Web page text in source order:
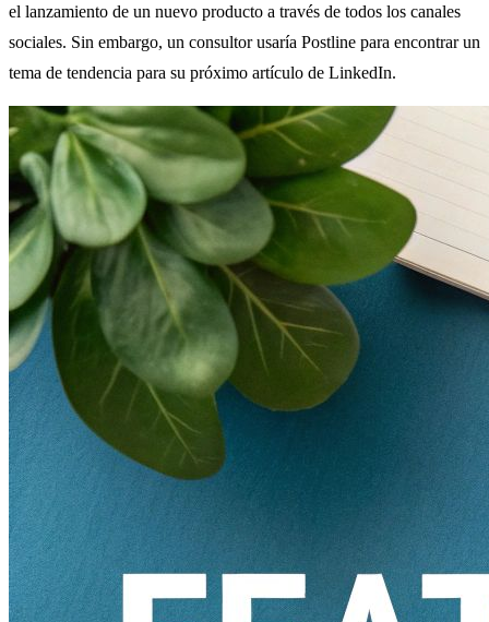
el lanzamiento de un nuevo producto a través de todos los canales
sociales. Sin embargo, un consultor usaría Postline para encontrar un
tema de tendencia para su próximo artículo de LinkedIn.